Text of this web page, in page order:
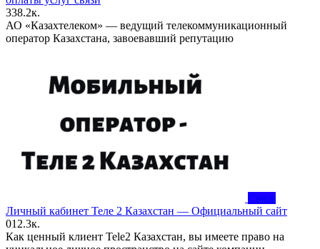
338.2к.
АО «Казахтелеком» — ведущий телекоммуникационный
оператор Казахстана, завоевавший репутацию
Связь
Личный кабинет Теле 2 Казахстан — Официальный сайт
012.3к.
Как ценный клиент Tele2 Казахстан, вы имеете право на